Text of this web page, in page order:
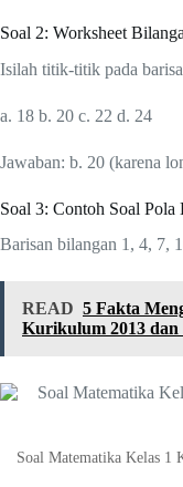
Soal 2: Worksheet
Isilah titik-titik pada
a. 18 b. 20 c. 22 d. 24
Jawaban: b. 20 (karena
Soal 3: Contoh Soal Pola
Barisan bilangan 1, 4, 7,
READ 5 Fakta
Kurikulum 2013 dan
Soal Matematika Kelas 1